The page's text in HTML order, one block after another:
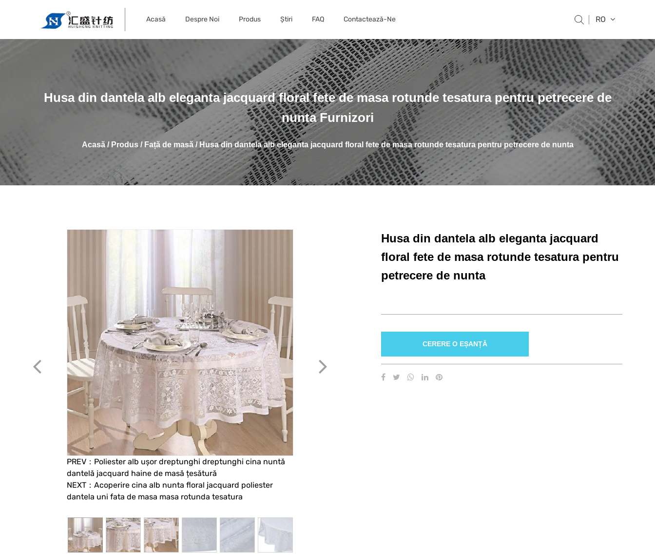
Acasă Despre Noi Produs Știri FAQ Contactează-Ne RO
Husa din dantela alb eleganta jacquard floral fete de masa rotunde tesatura pentru petrecere de
nunta Furnizori
Acasă/ Produs/ Față de masă/ Husa din dantela alb eleganta jacquard floral fete de masa rotunde tesatura pentru petrecere de nunta
PREV：Poliester alb ușor dreptunghi dreptunghi cina nuntă
dantelă jacquard haine de masă țesătură
NEXT：Acoperire cina alb nunta floral jacquard poliester
dantela uni fata de masa masa rotunda tesatura
Husa din dantela alb eleganta jacquard
floral fete de masa rotunde tesatura pentru
petrecere de nunta
CERERE O EȘANȚĂ